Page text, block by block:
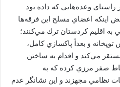
راستاي وعده‌هايي كه داده بود
اينكه اعضاي مسلح اين فرقه‌ها
اقليم كردستان ترك مي‌كنند؛
و بعداً‌ پاكسازي كامل،
مي‌كند و اقدام به ساختن
صفر مرزي كرده كه به
نظامي مجهزند و اين نشانگر عدم